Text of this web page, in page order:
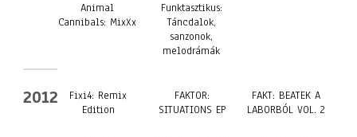
Animal
Cannibals: MixXx
Funktasztikus:
Táncdalok,
sanzonok,
melodrámák
2012
Fixi4: Remix
Edition
FAKTOR:
SITUATIONS EP
FAKT: BEATEK A
LABORBÓL VOL. 2